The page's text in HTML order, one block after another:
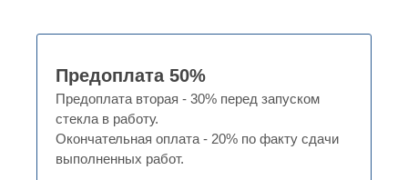
Предоплата 50%
Предоплата вторая - 30% перед запуском
стекла в работу.
Окончательная оплата - 20% по факту сдачи
выполненных работ.